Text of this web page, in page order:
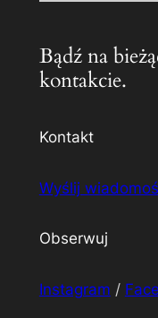
Bądź na
kontakcie.
Kontakt
Wyślij
Obserwuj
Instagram /